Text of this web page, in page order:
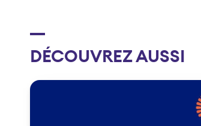
DÉCOUVREZ AUSSI